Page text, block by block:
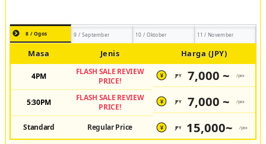
8 / Ogos 9 / September 10 / Oktober 11 / November
Masa Jenis Harga (JPY)
4PM
FLASH SALE REVIEW
PRICE!
¥ JPY 7,000 ~ /pax
5:30PM
FLASH SALE REVIEW
PRICE!
¥ JPY 7,000 ~ /pax
Standard Regular Price ¥ JPY 15,000~ /pax